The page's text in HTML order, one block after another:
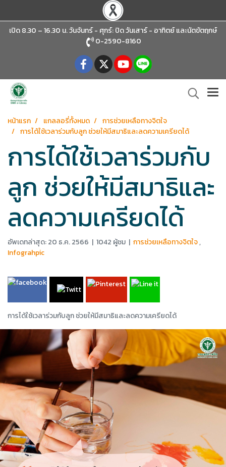
เปิด 8.30 – 16.30 น. วันจันทร์ - ศุกร์: ปิด วันเสาร์ - อาทิตย์และนัตขัตฤกษ์
0-2590-8160
หน้าแรก แกลลอรี่ทั้งหมด
การช่วยเหลือทางจิตใจ
การได้ใช้เวลาร่วมกับลูก ช่วยให้มีสมาธิและลดความเครียดได้
การได้ใช้เวลาร่วมกับ
ลูก ช่วยให้มีสมาธิและ
ลดความเครียดได้
อัพเดทล่าสุด: 20 ธ.ค. 2566 | 1042 ผู้ชม | การช่วยเหลือทางจิตใจ,
Infograhpic
การได้ใช้เวลาร่วมกับลูก ช่วยให้มีสมาธิและลดความเครียดได้